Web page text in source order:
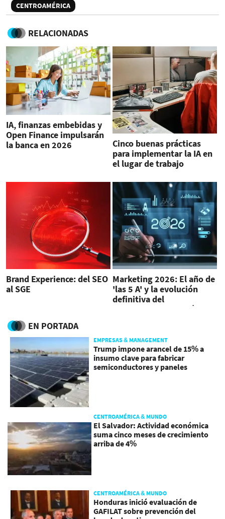
CENTROAMÉRICA
RELACIONADAS
IA, finanzas embebidas y
Open Finance impulsarán
la banca en 2026
Cinco buenas prácticas
para implementar la IA en
el lugar de trabajo
Brand Experience: del SEO
al SGE
Marketing 2026: El año de
'las 5 A' y la evolución
definitiva del
Pensamiento Estratégico
EN PORTADA
EMPRESAS & MANAGEMENT
Trump impone arancel de 15% a
insumo clave para fabricar
semiconductores y paneles
CENTROAMÉRICA & MUNDO
El Salvador: Actividad económica
suma cinco meses de crecimiento
arriba de 4%
CENTROAMÉRICA & MUNDO
Honduras inició evaluación de
GAFILAT sobre prevención del